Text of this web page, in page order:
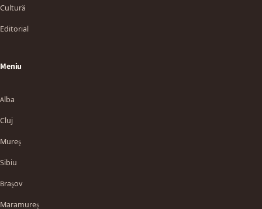
Cultură
Editorial
Meniu
Alba
Cluj
Mureș
Sibiu
Brașov
Maramureș